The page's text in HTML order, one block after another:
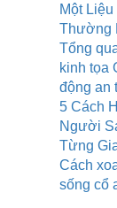
Một
Thường
Tổng
kinh tọa
động an
5 Cách
Người
Từng
Cách
sống cổ